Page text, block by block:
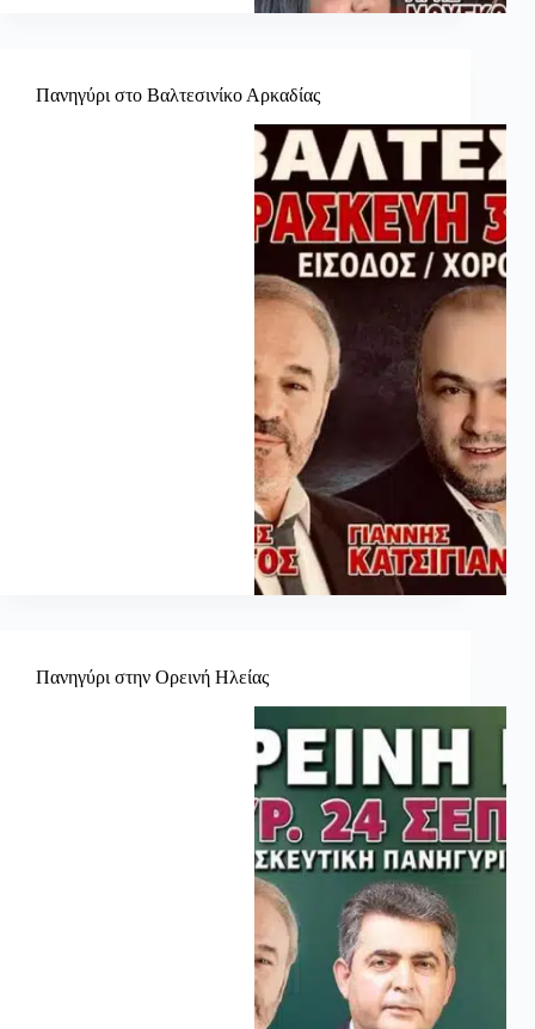
Πανηγύρι στο Βαλτεσινίκο Αρκαδίας
Πανηγύρι στην Ορεινή Ηλείας